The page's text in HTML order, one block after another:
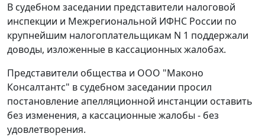
В судебном заседании представители налоговой
инспекции и Межрегиональной ИФНС России по
крупнейшим налогоплательщикам N 1 поддержали
доводы, изложенные в кассационных жалобах.
Представители общества и ООО "Маконо
Консалтантс" в судебном заседании просил
постановление апелляционной инстанции оставить
без изменения, а кассационные жалобы - без
удовлетворения.